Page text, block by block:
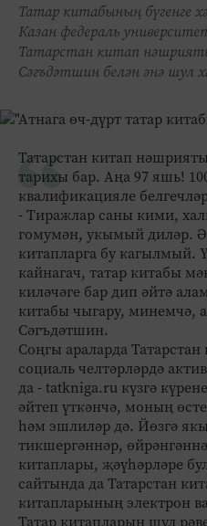
Татар китабының бүгенге
Казан федераль
Татарстан китап
Сәгъдәтшин белән әнә шул
Татарстан китап
тарихы бар. Аңа 97 яшь!
квалификацияле
- Тиражлар саны кими,
гомумән, укымый диләр.
китапларга бу кагылмый.
кайнагач, татар китабы
киләчәге бар дип әйтә
китабы чыгару, минемчә,
Сәгъдәтшин.
Соңгы араларда
социаль челтәрләрдә
да - tatkniga.ru күзгә
әйтеп үткәнчә, моның
һәм эшлиләр дә. Йөзгә
тикшергәннәр,
китаплары, җәүһәрләре
сайтында да Татарстан
китапларының электрон
Татар китапларын шул